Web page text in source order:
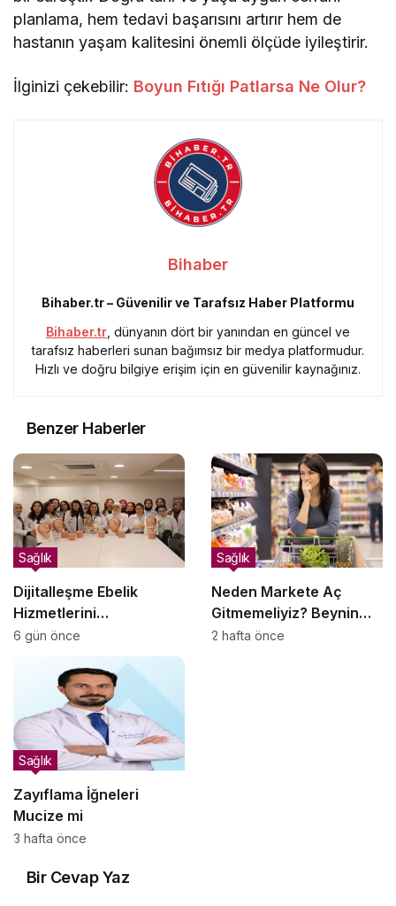
planlama, hem tedavi başarısını artırır hem de
hastanın yaşam kalitesini önemli ölçüde iyileştirir.
İlginizi çekebilir: Boyun Fıtığı Patlarsa Ne Olur?
Bihaber
Bihaber.tr – Güvenilir ve Tarafsız Haber Platformu
Bihaber.tr, dünyanın dört bir yanından en güncel ve
tarafsız haberleri sunan bağımsız bir medya platformudur.
Hızlı ve doğru bilgiye erişim için en güvenilir kaynağınız.
Benzer Haberler
Dijitalleşme Ebelik
Hizmetlerini
Dönüştürüyor
Sağlık
6 gün önce
Neden Markete Aç
Gitmemeliyiz? Beynin
Satın Alma Psikolojisi
Sağlık
2 hafta önce
Zayıflama İğneleri
Mucize mi
Sağlık
3 hafta önce
Bir Cevap Yaz